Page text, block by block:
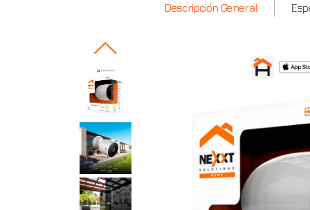
Cámara
batería
exteriores
Descripción General